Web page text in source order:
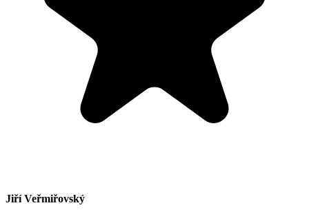
Jiří Veřmiřovský